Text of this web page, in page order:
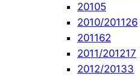
20105
2010/201126
201162
2011/201217
2012/20133